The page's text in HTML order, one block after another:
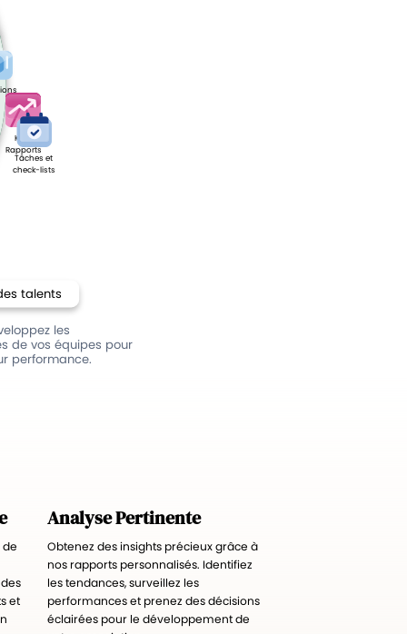
KPI &
Rapports
Tâches et
check-lists
talents
les
de vos équipes pour
performance.
et
Analyse Pertinente
Obtenez des insights précieux grâce à
nos rapports personnalisés. Identifiez
les tendances, surveillez les
performances et prenez des décisions
éclairées pour le développement de